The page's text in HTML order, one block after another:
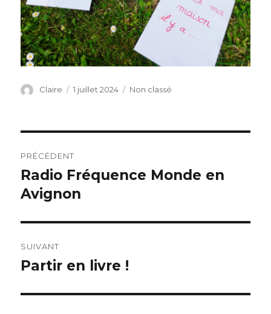
Auteur
Claire
Publié
1 juillet 2024 Catégories
Non classé
de
l’article
PRÉCÉDENT
Article
précédent :
Radio Fréquence Monde en
Avignon
SUIVANT
Article
Partir en livre !